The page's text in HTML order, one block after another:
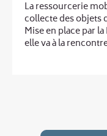
La ressourcerie
collecte des objets
Mise en place par
elle va à la